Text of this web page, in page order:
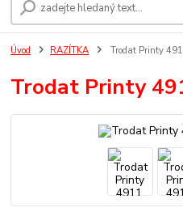
Úvod RAZÍTKA Trodat Printy
Trodat Printy